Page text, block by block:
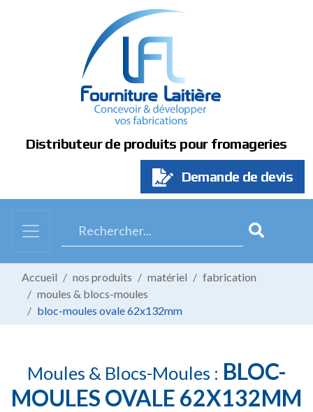
Distributeur de produits pour fromageries
Demande de devis
Accueil nos produits matériel
fabrication
moules & blocs-moules
bloc-moules ovale 62x132mm
Moules & Blocs-Moules : BLOC-
MOULES OVALE 62X132MM
Panneau de gestion des cookies